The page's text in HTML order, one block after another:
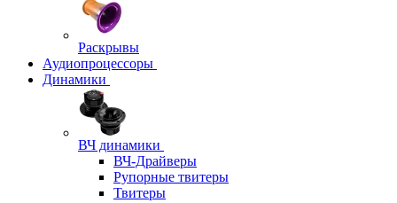
Раскрывы
Аудиопроцессоры
Динамики
ВЧ динамики
ВЧ-Драйверы
Рупорные твитеры
Твитеры